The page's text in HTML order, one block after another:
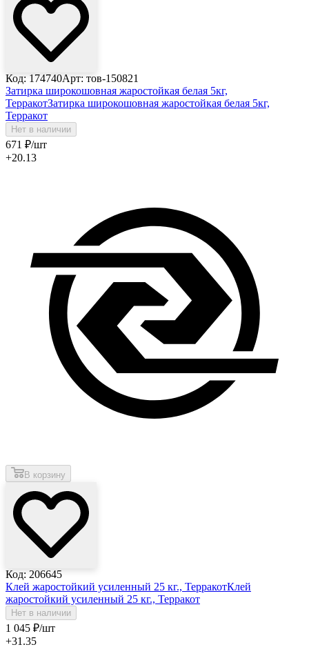
Код: 174740Арт: тов-150821
Затирка широкошовная жаростойкая белая 5кг,
ТерракотЗатирка широкошовная жаростойкая белая 5кг,
Терракот
Нет в наличии
671 ₽/шт
+20.13
В корзину
Код: 206645
Клей жаростойкий усиленный 25 кг., ТерракотКлей
жаростойкий усиленный 25 кг., Терракот
Нет в наличии
1 045 ₽/шт
+31.35